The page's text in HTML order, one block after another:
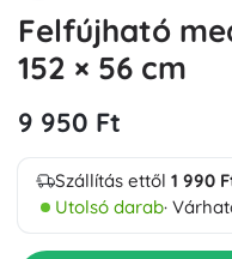
Felfújható
152 × 56 cm
9 950 Ft
Szállítás ettől 1 990
Utolsó darab·